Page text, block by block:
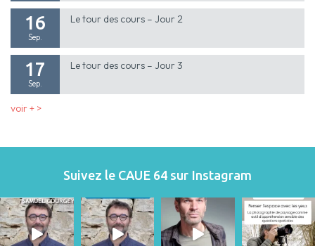
16
Sep.
Le tour des cours – Jour 2
17
Sep.
Le tour des cours – Jour 3
voir + >
Suivez le CAUE 64 sur Instagram